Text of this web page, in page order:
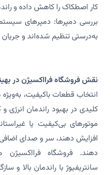
کار اصطکاک را کاهش داده و
بررسی دمپرها: دمپرهای
به‌درستی تنظیم شده‌اند و جریان
نقش فروشگاه فرااکسیژن در
انتخاب قطعات باکیفیت،
کلیدی در بهبود راندمان انرژی
موتورهای بی‌کیفیت یا
افزایش دهند، سر و صدای
دهند. فروشگاه
سانتریفیوژ با راندمان بالا و